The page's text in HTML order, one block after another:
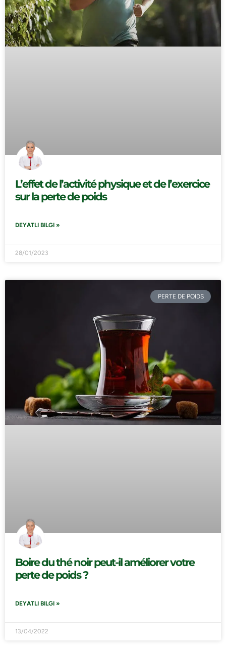
L’effet de l’activité physique et de l’exercice
sur la perte de poids
DEYATLI BILGI »
28/01/2023
PERTE DE POIDS
Boire du thé noir peut-il améliorer votre
perte de poids ?
DEYATLI BILGI »
13/04/2022